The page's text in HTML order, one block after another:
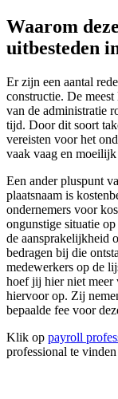
Waarom
uitbesteden
Er zijn een aantal
constructie. De
van de administratie
tijd. Door dit soort
vereisten voor het
vaak vaag en moeilijk
Een ander pluspunt
plaatsnaam is
ondernemers voor
ongunstige situatie
de aansprakelijkheid
bedragen bij die
medewerkers op de
hoef jij hier niet
hiervoor op. Zij
bepaalde fee voor
Klik op payroll
professional te